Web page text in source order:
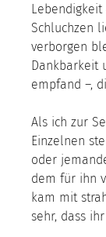
Schluchzen
verborgen
Dankbarkeit
empfand –,
Als ich zur
Einzelnen
oder
dem für ihn
kam mit
sehr, dass